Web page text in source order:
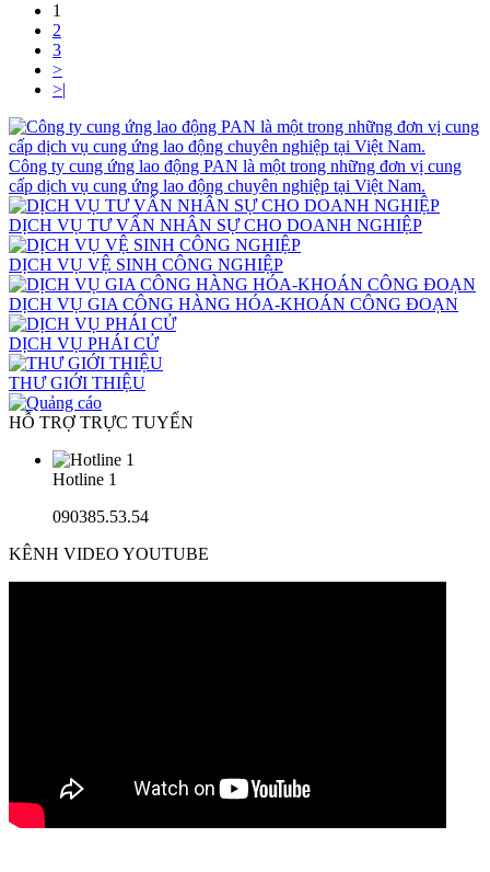
1
2
3
>
>|
Công ty cung ứng lao động PAN là một trong những đơn vị cung
cấp dịch vụ cung ứng lao động chuyên nghiệp tại Việt Nam.
DỊCH VỤ TƯ VẤN NHÂN SỰ CHO DOANH NGHIỆP
DỊCH VỤ VỆ SINH CÔNG NGHIỆP
DỊCH VỤ GIA CÔNG HÀNG HÓA-KHOÁN CÔNG ĐOẠN
DỊCH VỤ PHÁI CỬ
THƯ GIỚI THIỆU
HỖ TRỢ TRỰC TUYẾN
Hotline 1
090385.53.54
KÊNH VIDEO YOUTUBE